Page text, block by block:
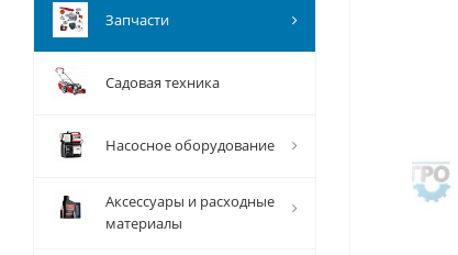
Запчасти
Садовая техника
Насосное оборудование
Аксессуары и расходные
материалы